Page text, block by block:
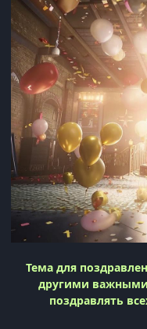
Тема для
другими
поздравлять